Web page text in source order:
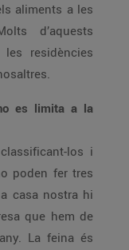
aliments a les
d’aquests
residències
es limita a la
los i
poden fer tres
casa nostra hi
que hem de
La feina és